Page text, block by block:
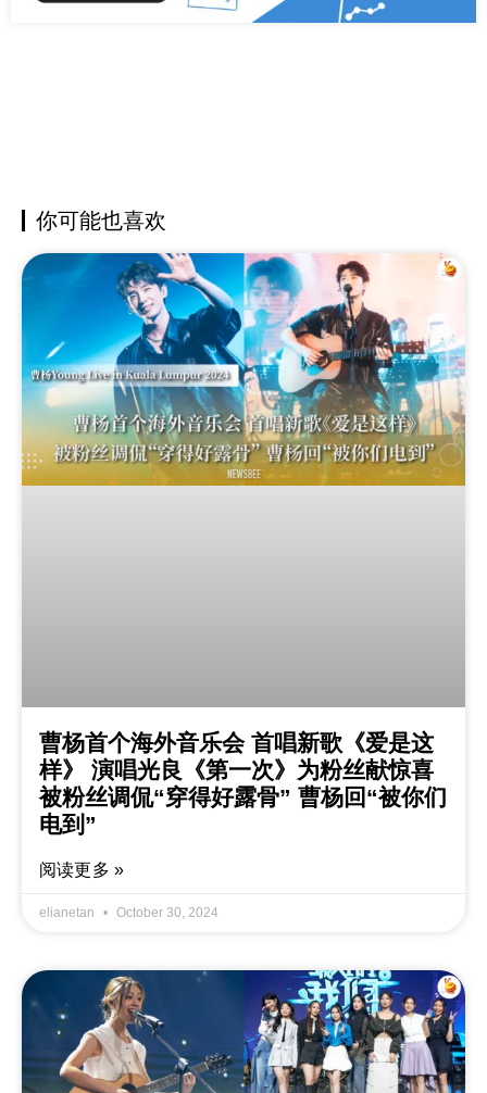
你可能也喜欢
曹杨首个海外音乐会 首唱新歌《爱是这
样》 演唱光良《第一次》为粉丝献惊喜
被粉丝调侃“穿得好露骨” 曹杨回“被你们
电到”
阅读更多 »
elianetan October 30, 2024